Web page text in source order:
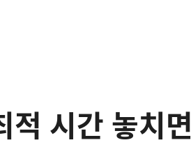
적 시간 놓치면